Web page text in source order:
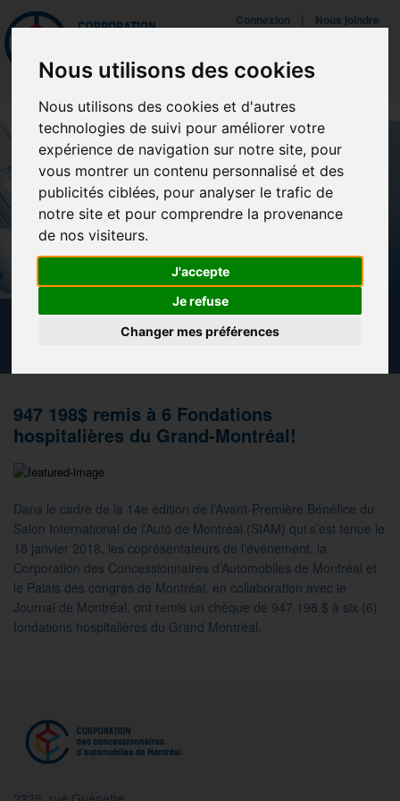
Nous utilisons des cookies
Nous utilisons des cookies et d'autres
technologies de suivi pour améliorer votre
expérience de navigation sur notre site, pour
vous montrer un contenu personnalisé et des
publicités ciblées, pour analyser le trafic de
notre site et pour comprendre la provenance
de nos visiteurs.
J'accepte
Je refuse
Changer mes préférences
Mettreà jour vos préférences de témoins
Connexion Nous joindre
NOUVELLES
947 198$ remis à 6 Fondations
hospitalières du Grand-Montréal!
Dans le cadre de la 14e édition de l’Avant-Première Bénéfice du
Salon International de l’Auto de Montréal (SIAM) qui s’est tenue le
18 janvier 2018, les coprésentateurs de l’événement, la
Corporation des Concessionnaires d’Automobiles de Montréal et
le Palais des congrès de Montréal, en collaboration avec le
Journal de Montréal, ont remis un chèque de 947 198 $ à six (6)
fondations hospitalières du Grand Montréal.